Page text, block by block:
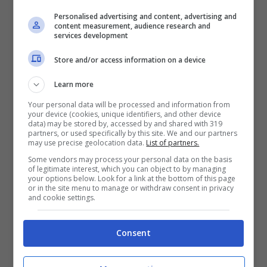
A seguire l’epilogo di questa stagione di
Formula 1 ci sono anche piloti della
MotoGP. Ad esempioFabio Quartararo,
presente ad Abu Dhabi. Il pilota francese
Personalised advertising and content, advertising and
content measurement, audience research and
services development
Store and/or access information on a device
Learn more
Your personal data will be processed and information from
your device (cookies, unique identifiers, and other device
data) may be stored by, accessed by and shared with 319
partners, or used specifically by this site. We and our partners
may use precise geolocation data. List of partners.
Some vendors may process your personal data on the basis
of legitimate interest, which you can object to by managing
your options below. Look for a link at the bottom of this page
or in the site menu to manage or withdraw consent in privacy
and cookie settings.
Consent